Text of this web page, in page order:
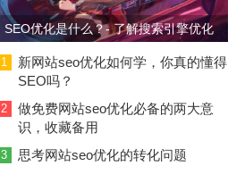
SEO优化是什么？- 了解搜索引擎优化
1
新网站seo优化如何学，你真的懂得
SEO吗？
2
做免费网站seo优化必备的两大意
识，收藏备用
3 思考网站seo优化的转化问题